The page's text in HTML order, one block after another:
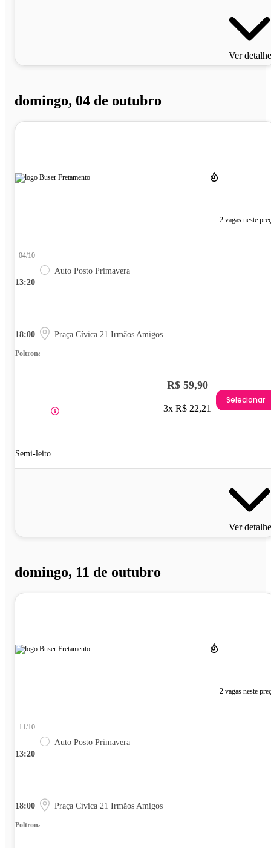
Ver
domingo, 04 de outubro
2 vagas neste
13:20
04/10
Auto Posto Primavera
18:00 Praça Cívica 21 Irmãos Amigos
Poltrona
Semi-leito
R$ 59,90
3x R$ 22,21
Selecionar
Ver
domingo, 11 de outubro
2 vagas neste
13:20
11/10
Auto Posto Primavera
18:00 Praça Cívica 21 Irmãos Amigos
Poltrona